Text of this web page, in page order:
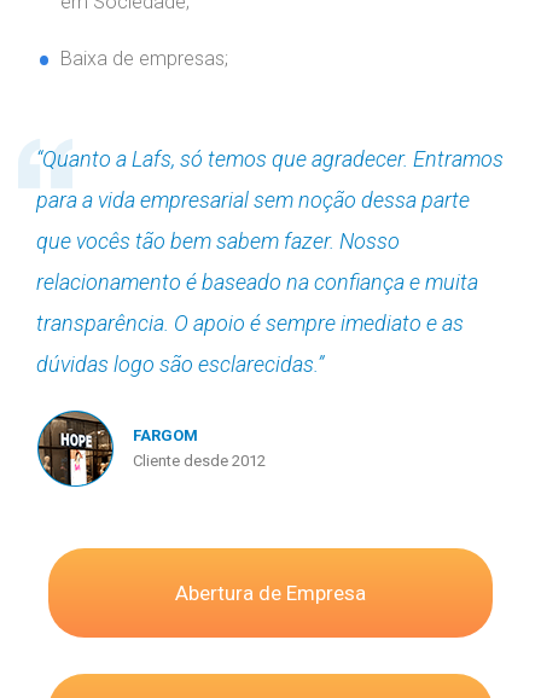
Baixa de empresas;
“Quanto a Lafs, só temos que agradecer. Entramos
para a vida empresarial sem noção dessa parte
que vocês tão bem sabem fazer. Nosso
relacionamento é baseado na confiança e muita
transparência. O apoio é sempre imediato e as
dúvidas logo são esclarecidas.”
FARGOM
Cliente desde 2012
Abertura de Empresa